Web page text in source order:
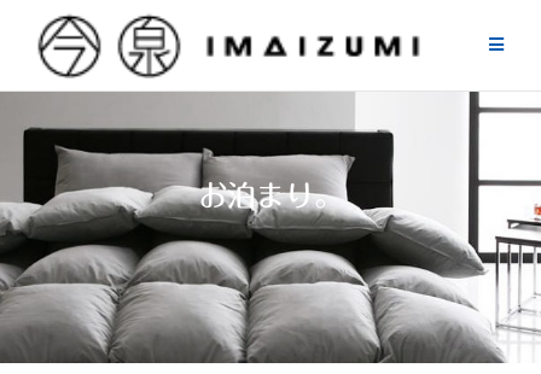
content
お泊まり。